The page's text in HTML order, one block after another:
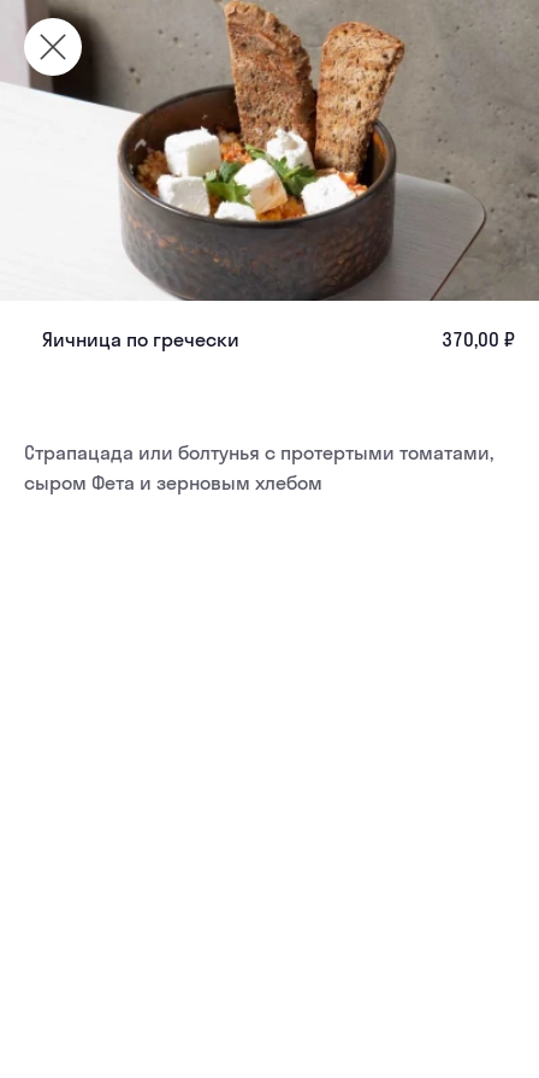
Яичница по гречески 370,00 ₽
Страпацада или болтунья с протертыми томатами,
сыром Фета и зерновым хлебом